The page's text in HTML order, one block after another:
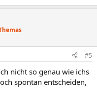
#5
nicht so genau wie ichs
spontan entscheiden,